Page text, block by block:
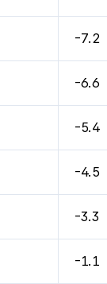
-7.2
-6.6
-5.4
-4.5
-3.3
-1.1